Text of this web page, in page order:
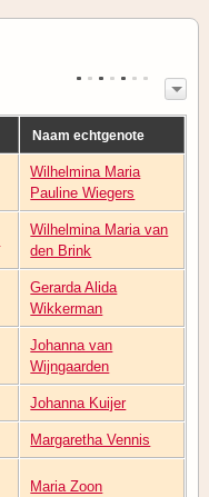
Naam echtgenote
Wilhelmina Maria
Pauline Wiegers
Wilhelmina Maria van
den Brink
Gerarda Alida
Wikkerman
Johanna van
Wijngaarden
Johanna Kuijer
Margaretha Vennis
Maria Zoon